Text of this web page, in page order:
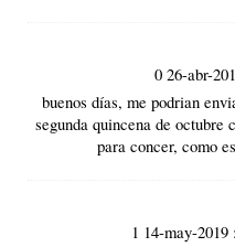
0 26-abr-
buenos días, me podrian
segunda quincena de octubre
para concer, como
1 14-may-2019